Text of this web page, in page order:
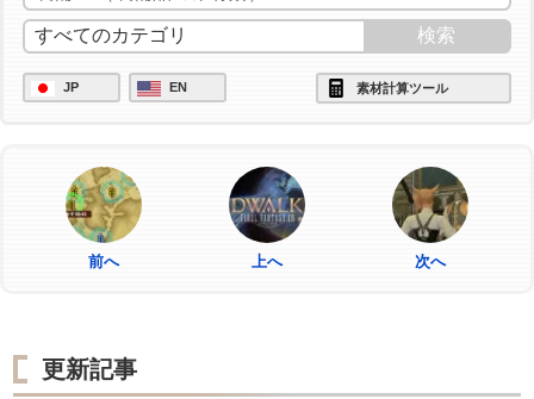
JP EN 素材計算ツール
前へ 上へ 次へ
更新記事